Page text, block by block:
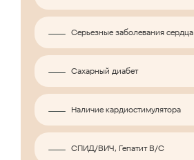
Серьезные заболевания сердца
Сахарный диабет
Наличие кардиостимулятора
СПИД/ВИЧ, Гепатит B/C